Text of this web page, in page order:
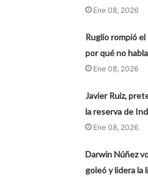
Ene 08, 2026
Ruglio rompió
por qué no
Ene 08, 2026
Javier Ruiz,
la reserva de
Ene 08, 2026
Darwin Núñez
goleó y lidera la